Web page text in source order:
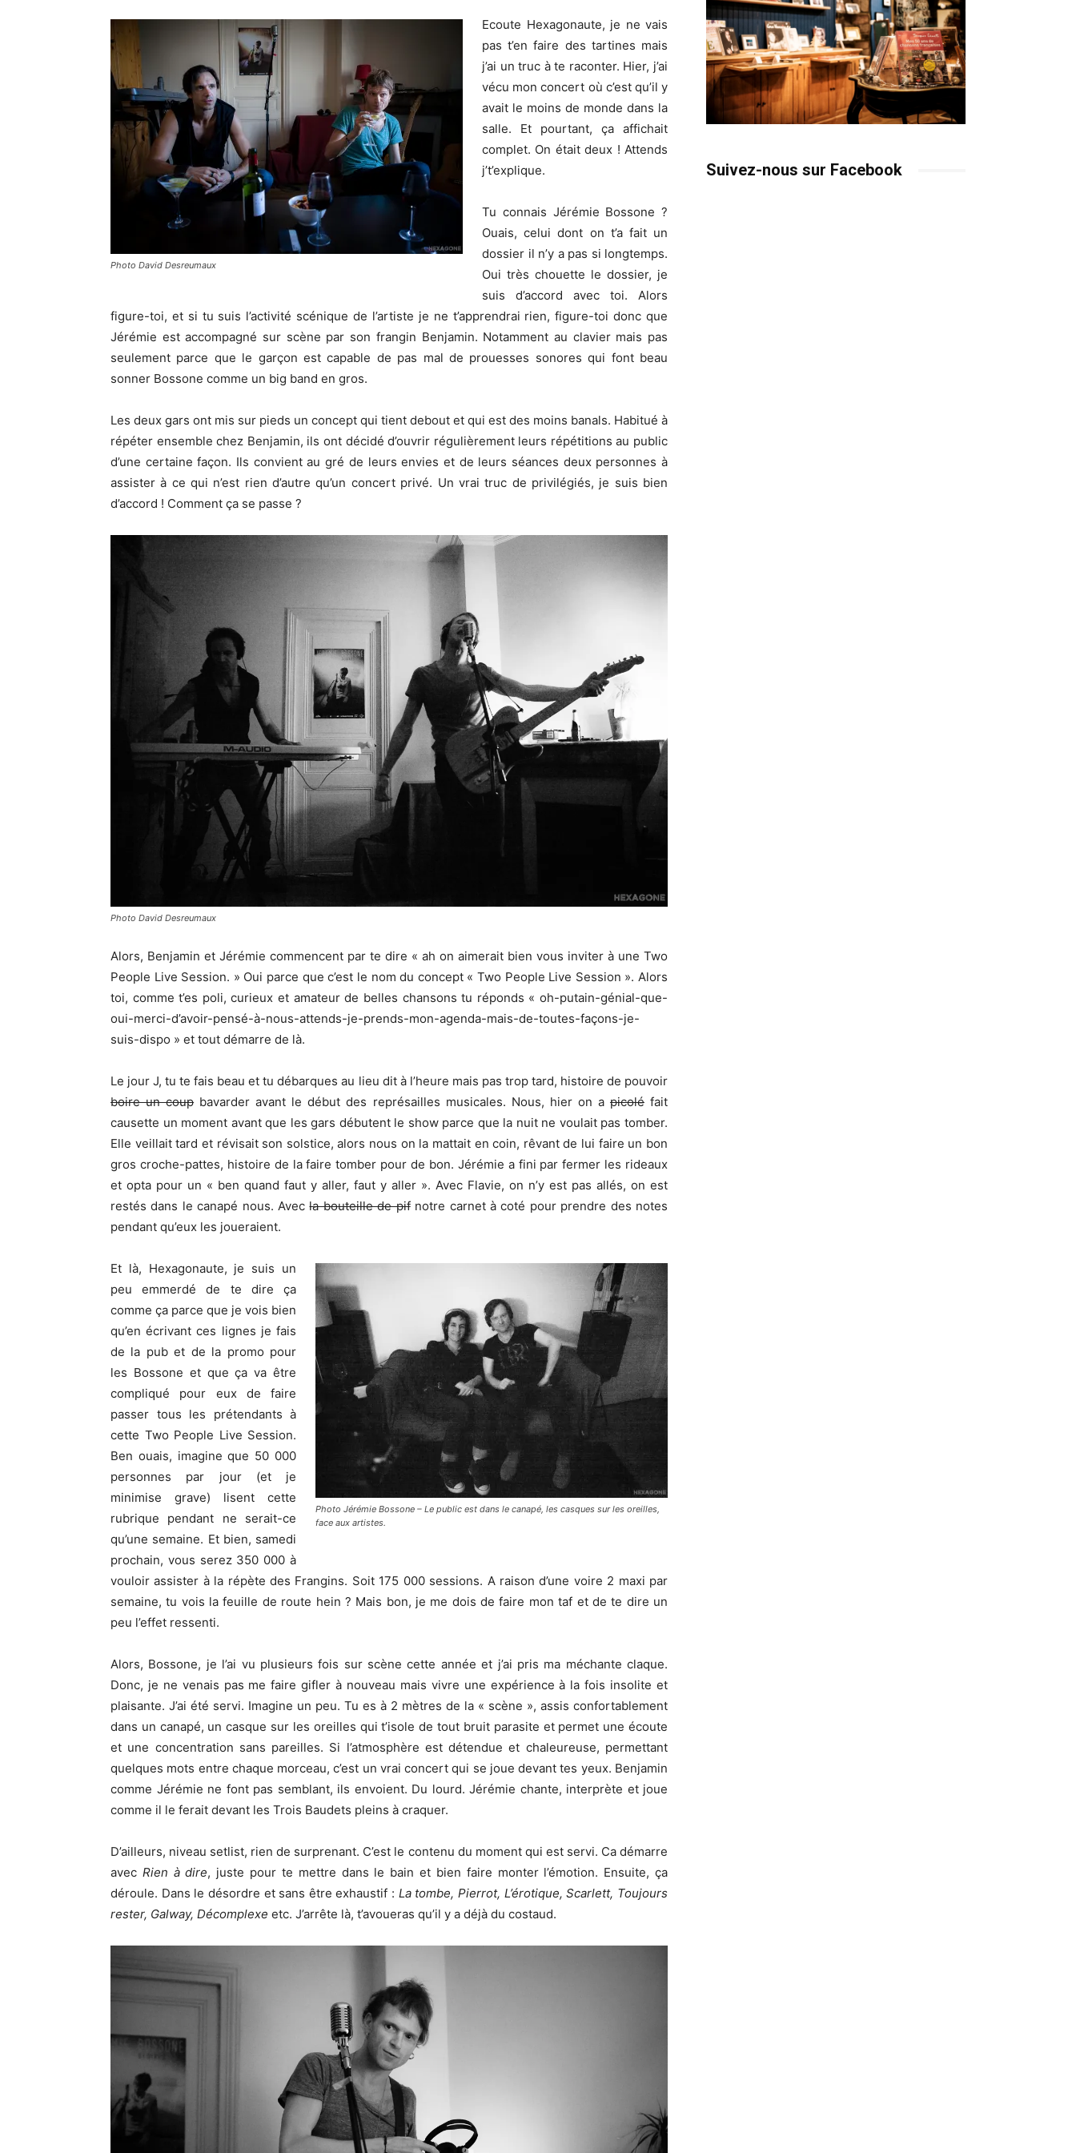
Photo David Desreumaux
Ecoute Hexagonaute, je ne vais
pas t’en faire des tartines mais
j’ai un truc à te raconter. Hier, j’ai
vécu mon concert où c’est qu’il y
avait le moins de monde dans la
salle. Et pourtant, ça affichait
complet. On était deux ! Attends
j’t’explique.
Tu connais Jérémie Bossone ?
Ouais, celui dont on t’a fait un
dossier il n’y a pas si longtemps.
Oui très chouette le dossier, je
suis d’accord avec toi. Alors
figure-toi, et si tu suis l’activité scénique de l’artiste je ne t’apprendrai rien, figure-toi donc que
Jérémie est accompagné sur scène par son frangin Benjamin. Notamment au clavier mais pas
seulement parce que le garçon est capable de pas mal de prouesses sonores qui font beau
sonner Bossone comme un big band en gros.
Les deux gars ont mis sur pieds un concept qui tient debout et qui est des moins banals. Habitué à
répéter ensemble chez Benjamin, ils ont décidé d’ouvrir régulièrement leurs répétitions au public
d’une certaine façon. Ils convient au gré de leurs envies et de leurs séances deux personnes à
assister à ce qui n’est rien d’autre qu’un concert privé. Un vrai truc de privilégiés, je suis bien
d’accord ! Comment ça se passe ?
Photo David Desreumaux
Alors, Benjamin et Jérémie commencent par te dire « ah on aimerait bien vous inviter à une Two
People Live Session. » Oui parce que c’est le nom du concept « Two People Live Session ». Alors
toi, comme t’es poli, curieux et amateur de belles chansons tu réponds « oh-putain-génial-que-
oui-merci-d’avoir-pensé-à-nous-attends-je-prends-mon-agenda-mais-de-toutes-façons-je-
suis-dispo » et tout démarre de là.
Le jour J, tu te fais beau et tu débarques au lieu dit à l’heure mais pas trop tard, histoire de pouvoir
boire un coupbavarder avant le début des représailles musicales. Nous, hier on a picoléfait
causette un moment avant que les gars débutent le show parce que la nuit ne voulait pas tomber.
Elle veillait tard et révisait son solstice, alors nous on la mattait en coin, rêvant de lui faire un bon
gros croche-pattes, histoire de la faire tomber pour de bon. Jérémie a fini par fermer les rideaux
et opta pour un « ben quand faut y aller, faut y aller ». Avec Flavie, on n’y est pas allés, on est
restés dans le canapé nous. Avecla bouteille de pifnotre carnet à coté pour prendre des notes
pendant qu’eux les joueraient.
Photo Jérémie Bossone – Le public est dans le canapé, les casques sur les oreilles,
face aux artistes.
Et là, Hexagonaute, je suis un
peu emmerdé de te dire ça
comme ça parce que je vois bien
qu’en écrivant ces lignes je fais
de la pub et de la promo pour
les Bossone et que ça va être
compliqué pour eux de faire
passer tous les prétendants à
cette Two People Live Session.
Ben ouais, imagine que 50 000
personnes par jour (et je
minimise grave) lisent cette
rubrique pendant ne serait-ce
qu’une semaine. Et bien, samedi
prochain, vous serez 350 000 à
vouloir assister à la répète des Frangins. Soit 175 000 sessions. A raison d’une voire 2 maxi par
semaine, tu vois la feuille de route hein ? Mais bon, je me dois de faire mon taf et de te dire un
peu l’effet ressenti.
Alors, Bossone, je l’ai vu plusieurs fois sur scène cette année et j’ai pris ma méchante claque.
Donc, je ne venais pas me faire gifler à nouveau mais vivre une expérience à la fois insolite et
plaisante. J’ai été servi. Imagine un peu. Tu es à 2 mètres de la « scène », assis confortablement
dans un canapé, un casque sur les oreilles qui t’isole de tout bruit parasite et permet une écoute
et une concentration sans pareilles. Si l’atmosphère est détendue et chaleureuse, permettant
quelques mots entre chaque morceau, c’est un vrai concert qui se joue devant tes yeux. Benjamin
comme Jérémie ne font pas semblant, ils envoient. Du lourd. Jérémie chante, interprète et joue
comme il le ferait devant les Trois Baudets pleins à craquer.
D’ailleurs, niveau setlist, rien de surprenant. C’est le contenu du moment qui est servi. Ca démarre
avec Rien à dire, juste pour te mettre dans le bain et bien faire monter l’émotion. Ensuite, ça
déroule. Dans le désordre et sans être exhaustif : La tombe, Pierrot, L’érotique, Scarlett, Toujours
rester, Galway, Décomplexe etc. J’arrête là, t’avoueras qu’il y a déjà du costaud.
Suivez-nous sur Facebook